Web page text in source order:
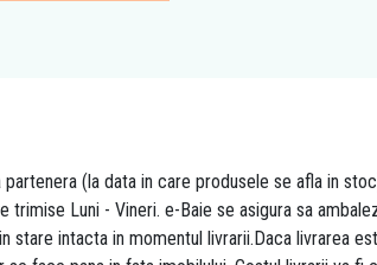
(la data in care produsele se afla in
Luni - Vineri. e-Baie se asigura sa
intacta in momentul livrarii.Daca livrarea